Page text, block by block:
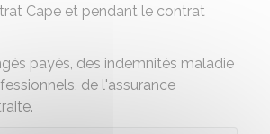
Cape et pendant le contrat
payés, des indemnités maladie
de l'assurance